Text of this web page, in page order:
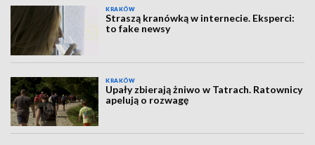
KRAKÓW
Straszą kranówką w internecie. Eksperci:
to fake newsy
KRAKÓW
Upały zbierają żniwo w Tatrach. Ratownicy
apelują o rozwagę